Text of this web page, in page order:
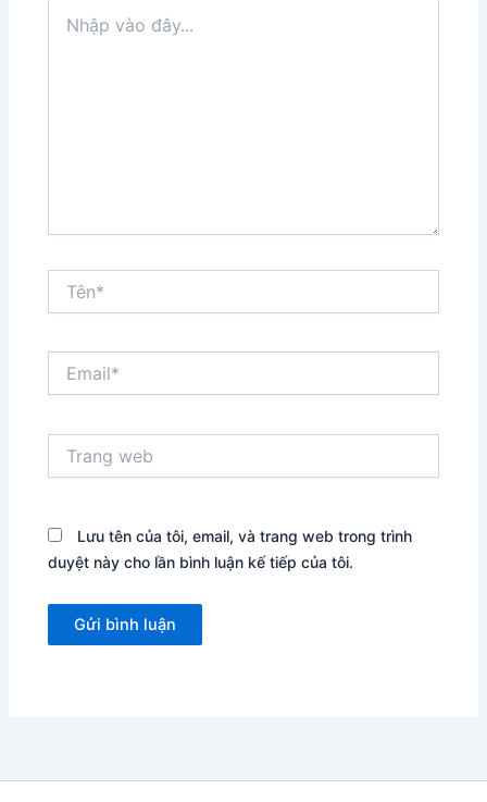
vào
web
Lưu tên của tôi, email, và trang web trong trình
duyệt này cho lần bình luận kế tiếp của tôi.